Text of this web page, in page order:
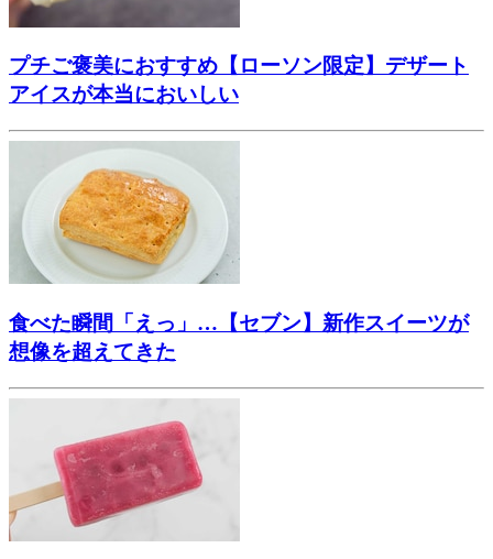
プチご褒美におすすめ【ローソン限定】デザート
アイスが本当においしい
食べた瞬間「えっ」…【セブン】新作スイーツが
想像を超えてきた